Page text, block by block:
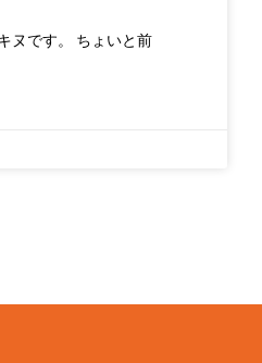
ヌです。 ちょいと前